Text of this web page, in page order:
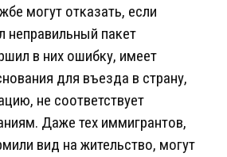
могут отказать, если
неправильный пакет
в них ошибку, имеет
для въезда в страну,
не соответствует
Даже тех иммигрантов,
вид на жительство, могут